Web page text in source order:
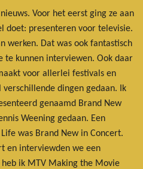
Voor het eerst ging ze aan
doet: presenteren voor televisie.
werken. Dat was ook fantastisch
te kunnen interviewen. Ook daar
voor allerlei festivals en
verschillende dingen gedaan. Ik
genaamd Brand New
Weening gedaan. Een
was Brand New in Concert.
en interviewden we een
ik MTV Making the Movie